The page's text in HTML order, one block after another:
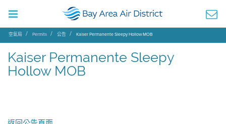
空氣局 Permits 公告 Kaiser Permanente Sleepy Hollow MOB
Kaiser Permanente Sleepy
Hollow MOB